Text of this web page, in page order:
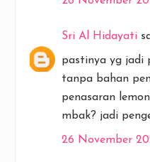
Sri Al Hidayati
pastinya yg jadi
tanpa bahan
penasaran
mbak? jadi
26 November